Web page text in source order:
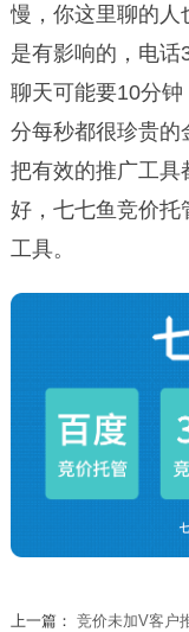
慢，你这里聊的人
是有影响的，电话
聊天可能要10分
分每秒都很珍贵的
把有效的推广工具
好，七七鱼竞价托
工具。
上一篇： 竞价未加V客户